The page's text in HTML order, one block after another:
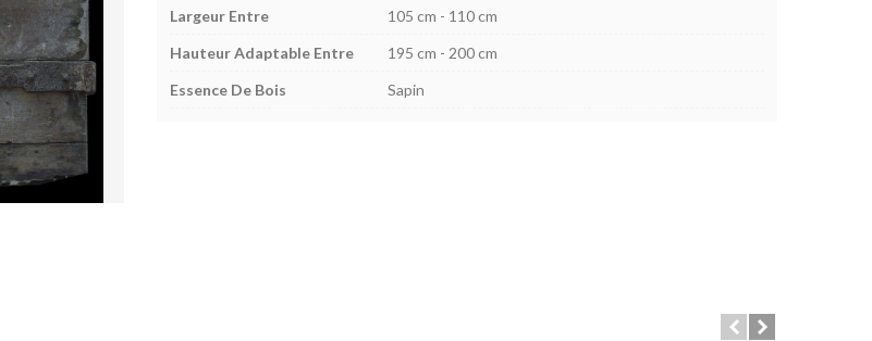
Largeur Entre
105 cm - 110 cm
Hauteur Adaptable Entre
195 cm - 200 cm
Essence De Bois
Sapin